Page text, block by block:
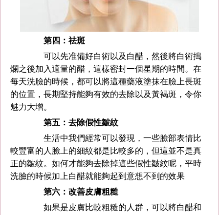
第四：祛斑
可以先准備好白術以及白醋，然後將白術搗
爛之後加入適量的醋，這樣密封一個星期的時間。在
每天洗臉的時候，都可以將這種藥液塗抹在臉上長斑
的位置，長期堅持能夠有效的去除以及黃褐斑，令你
魅力大增。
第五：去除假性皺紋
生活中我們經常可以發現，一些臉部表情比
較豐富的人臉上的細紋都是比較多的，但這並不是真
正的皺紋。如何才能夠去除掉這些假性皺紋呢，平時
洗臉的時候加上白醋就能夠起到意想不到的效果
第六：改善皮膚粗糙
如果是皮膚比較粗糙的人群，可以將白醋和